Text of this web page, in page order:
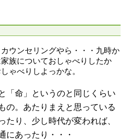
ウンセリングやら・・・九時か
族についておしゃべりしたか
ゃべりしよっかな。
「命」というのと同じくらい
の。あたりまえと思っている
たり、少し時代が変われば、
にあったり・・・